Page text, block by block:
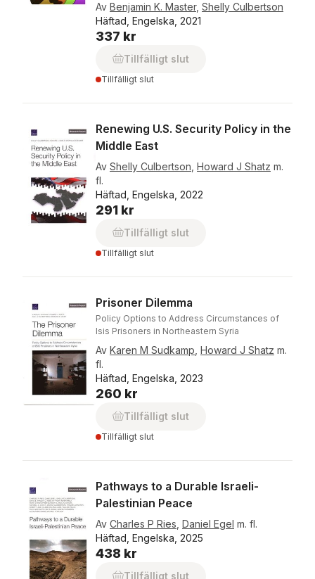
Av Benjamin K. Master, Shelly Culbertson
Häftad, Engelska, 2021
337 kr
Tillfälligt slut
Tillfälligt slut
Renewing U.S. Security Policy in the
Middle East
Av Shelly Culbertson Howard J Shatz m.
fl.
Häftad, Engelska, 2022
291 kr
Tillfälligt slut
Tillfälligt slut
Prisoner Dilemma
Policy Options to Address Circumstances of
Isis Prisoners in Northeastern Syria
Av Karen M Sudkamp Howard J Shatz m.
fl.
Häftad, Engelska, 2023
260 kr
Tillfälligt slut
Tillfälligt slut
Pathways to a Durable Israeli-
Palestinian Peace
Av Charles P Ries Daniel Egel m. fl.
Häftad, Engelska, 2025
438 kr
Tillfälligt slut